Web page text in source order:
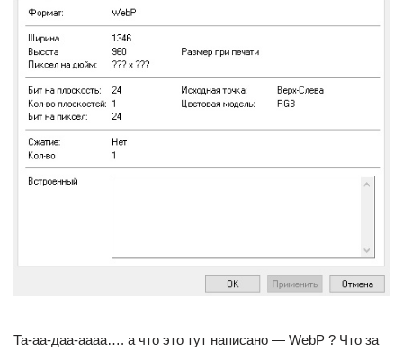
Та-аа-даа-аааа…. а что это тут написано — WebP ? Что за